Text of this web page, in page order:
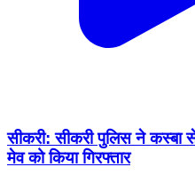
सीकरी: सीकरी पुलिस ने कस्बा
मेव को किया गिरफ्तार